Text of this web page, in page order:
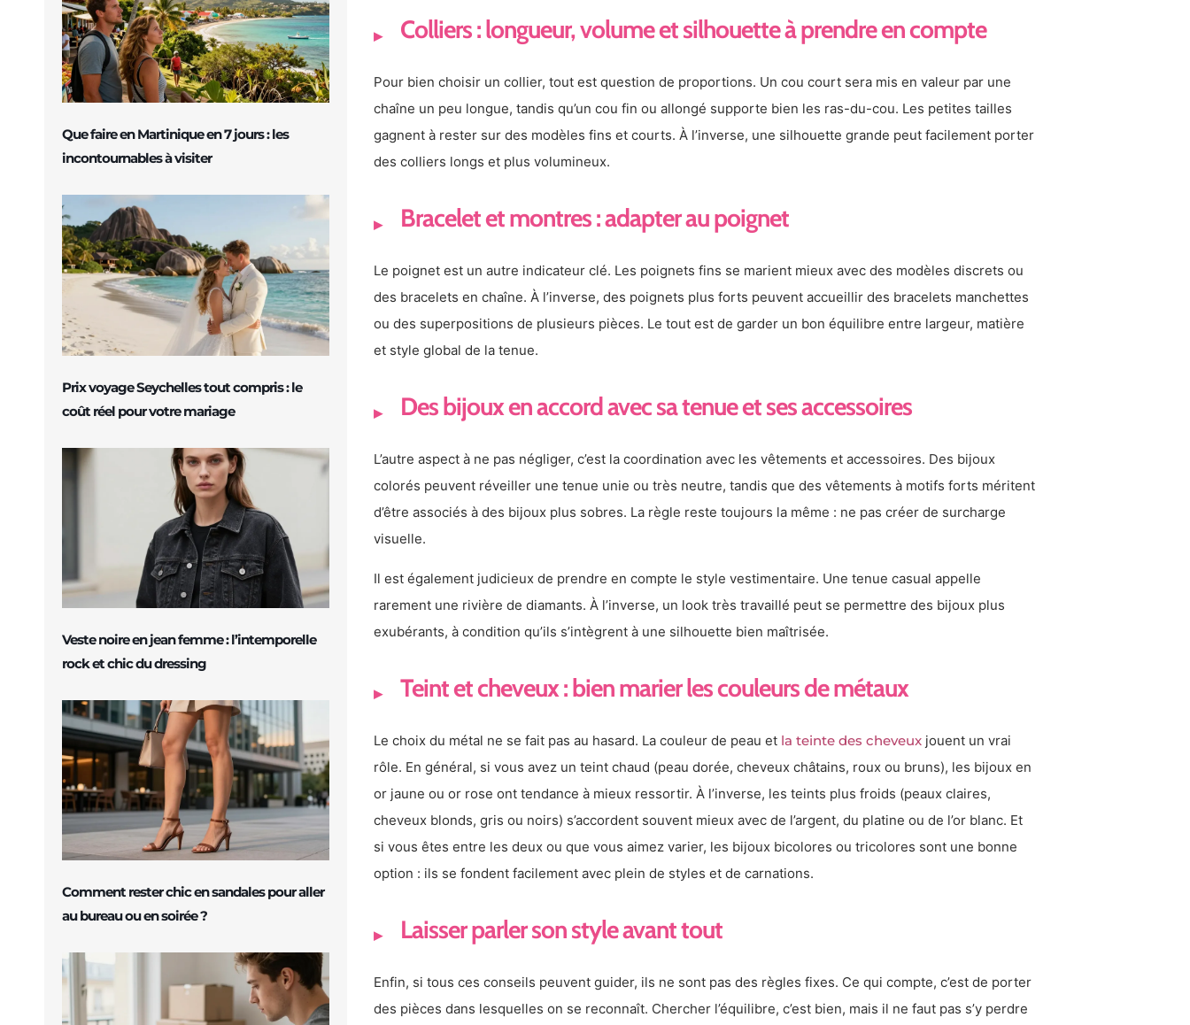
Que faire en Martinique en 7 jours : les
incontournables à visiter
Prix voyage Seychelles tout compris : le
coût réel pour votre mariage
Veste noire en jean femme : l’intemporelle
rock et chic du dressing
Comment rester chic en sandales pour aller
au bureau ou en soirée ?
Colliers : longueur, volume et silhouette à prendre en compte
Pour bien choisir un collier, tout est question de proportions. Un cou court sera mis en valeur par une
chaîne un peu longue, tandis qu’un cou fin ou allongé supporte bien les ras-du-cou. Les petites tailles
gagnent à rester sur des modèles fins et courts. À l’inverse, une silhouette grande peut facilement porter
des colliers longs et plus volumineux.
Bracelet et montres : adapter au poignet
Le poignet est un autre indicateur clé. Les poignets fins se marient mieux avec des modèles discrets ou
des bracelets en chaîne. À l’inverse, des poignets plus forts peuvent accueillir des bracelets manchettes
ou des superpositions de plusieurs pièces. Le tout est de garder un bon équilibre entre largeur, matière
et style global de la tenue.
Des bijoux en accord avec sa tenue et ses accessoires
L’autre aspect à ne pas négliger, c’est la coordination avec les vêtements et accessoires. Des bijoux
colorés peuvent réveiller une tenue unie ou très neutre, tandis que des vêtements à motifs forts méritent
d’être associés à des bijoux plus sobres. La règle reste toujours la même : ne pas créer de surcharge
visuelle.
Il est également judicieux de prendre en compte le style vestimentaire. Une tenue casual appelle
rarement une rivière de diamants. À l’inverse, un look très travaillé peut se permettre des bijoux plus
exubérants, à condition qu’ils s’intègrent à une silhouette bien maîtrisée.
Teint et cheveux : bien marier les couleurs de métaux
Le choix du métal ne se fait pas au hasard. La couleur de peau et la teinte des cheveux jouent un vrai
rôle. En général, si vous avez un teint chaud (peau dorée, cheveux châtains, roux ou bruns), les bijoux en
or jaune ou or rose ont tendance à mieux ressortir. À l’inverse, les teints plus froids (peaux claires,
cheveux blonds, gris ou noirs) s’accordent souvent mieux avec de l’argent, du platine ou de l’or blanc. Et
si vous êtes entre les deux ou que vous aimez varier, les bijoux bicolores ou tricolores sont une bonne
option : ils se fondent facilement avec plein de styles et de carnations.
Laisser parler son style avant tout
Enfin, si tous ces conseils peuvent guider, ils ne sont pas des règles fixes. Ce qui compte, c’est de porter
des pièces dans lesquelles on se reconnaît. Chercher l’équilibre, c’est bien, mais il ne faut pas s’y perdre